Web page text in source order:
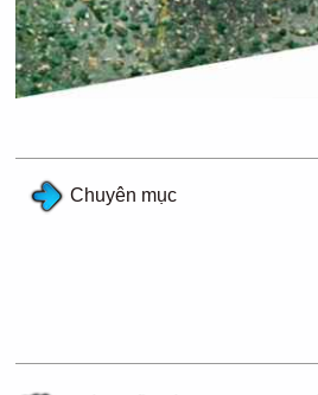
Chuyên mục